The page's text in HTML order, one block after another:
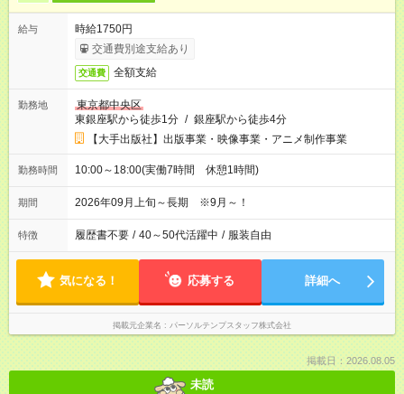
給与
時給1750円
交通費別途支給あり
交通費 全額支給
勤務地
東京都中央区
東銀座駅から徒歩1分 / 銀座駅から徒歩4分
【大手出版社】出版事業・映像事業・アニメ制作事業
勤務時間 10:00～18:00(実働7時間 休憩1時間)
期間 2026年09月上旬～長期 ※9月～！
特徴 履歴書不要 / 40～50代活躍中 / 服装自由
気になる！ 応募する 詳細へ
掲載元企業名 パーソルテンプスタッフ株式会社
掲載日：2026.08.05
未読